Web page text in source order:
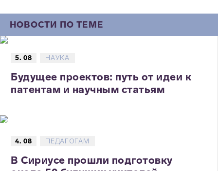
НОВОСТИ ПО ТЕМЕ
5. 08 НАУКА
Будущее проектов: путь от идеи к
патентам и научным статьям
4. 08 ПЕДАГОГАМ
В Сириусе прошли подготовку